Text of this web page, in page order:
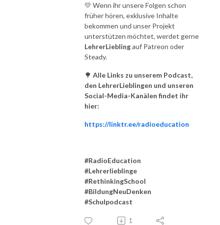
💛 Wenn ihr unsere Folgen schon
früher hören, exklusive Inhalte
bekommen und unser Projekt
unterstützen möchtet, werdet gerne
LehrerLieblingauf Patreon oder
Steady.
🌳 Alle Links zu unserem Podcast,
den LehrerLieblingen und unseren
Social-Media-Kanälen findet ihr
hier:
https://linktr.ee/radioeducation
#RadioEducation
#Lehrerlieblinge
#RethinkingSchool
#BildungNeuDenken
#Schulpodcast
1